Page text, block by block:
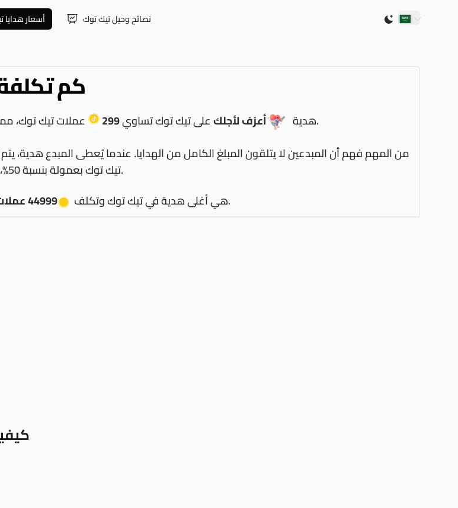
أسعار هدايا نصائح وحيل تيك توك Switch to light /
كم
هدية أعزف لأجلكعلى تيك توك تساوي299 عملات تيك توك،
بناءً على أسعار عملات تيك توك الحالية.
من المهم فهم أن المبدعين لا يتلقون المبلغ الكامل من الهدايا. عندما يُعطى المبدع هدية،
تيك توك بعمولة بنسبة 50%، مما يعني أن نصف المال المنفق على الهدية فقط يذهب إلى المبدع.
هي أغلى هدية في تيك توك وتكلف 44999 عملات تيك توك .